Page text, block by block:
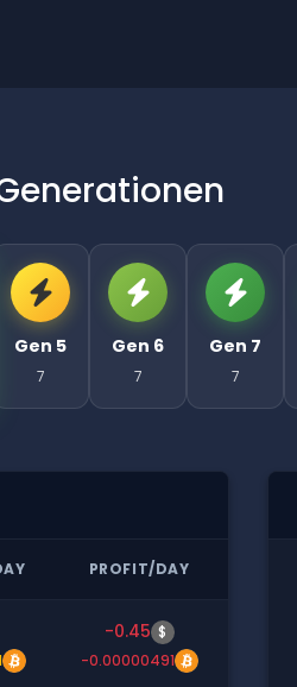
Gen 5
7
Gen 6
7
Gen 7
7
PROFIT/DAY
-0.45 $
-0.00000491